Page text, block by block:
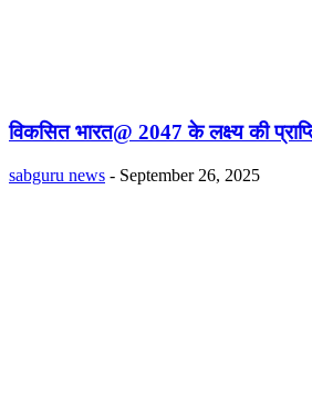
विकसित भारत@ 2047 के लक्ष्य की
sabguru news - September 26, 2025